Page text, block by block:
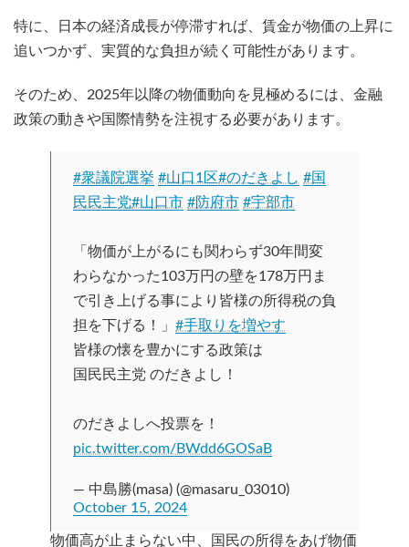
特に、日本の経済成長が停滞すれば、賃金が物価の上昇に
追いつかず、実質的な負担が続く可能性があります。
そのため、2025年以降の物価動向を見極めるには、金融
政策の動きや国際情勢を注視する必要があります。
#衆議院選挙 #山口1区#のだきよし #国
民民主党#山口市 #防府市 #宇部市
「物価が上がるにも関わらず30年間変
わらなかった103万円の壁を178万円ま
で引き上げる事により皆様の所得税の負
担を下げる！」 #手取りを増やす
皆様の懐を豊かにする政策は
国民民主党 のだきよし！
のだきよしへ投票を！
pic.twitter.com/BWdd6GOSaB
— 中島勝(masa) (@masaru_03010)
October 15, 2024
物価高が止まらない中、国民の所得をあげ物価